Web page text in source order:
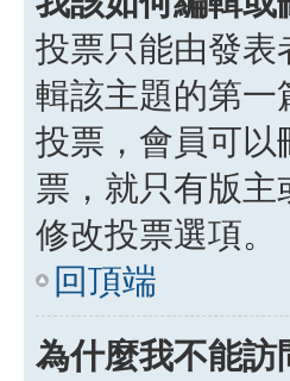
投票只能由發表
輯該主題的第一
投票，會員可以
票，就只有版
修改投票選項。
回頂端
為什麼我不能訪